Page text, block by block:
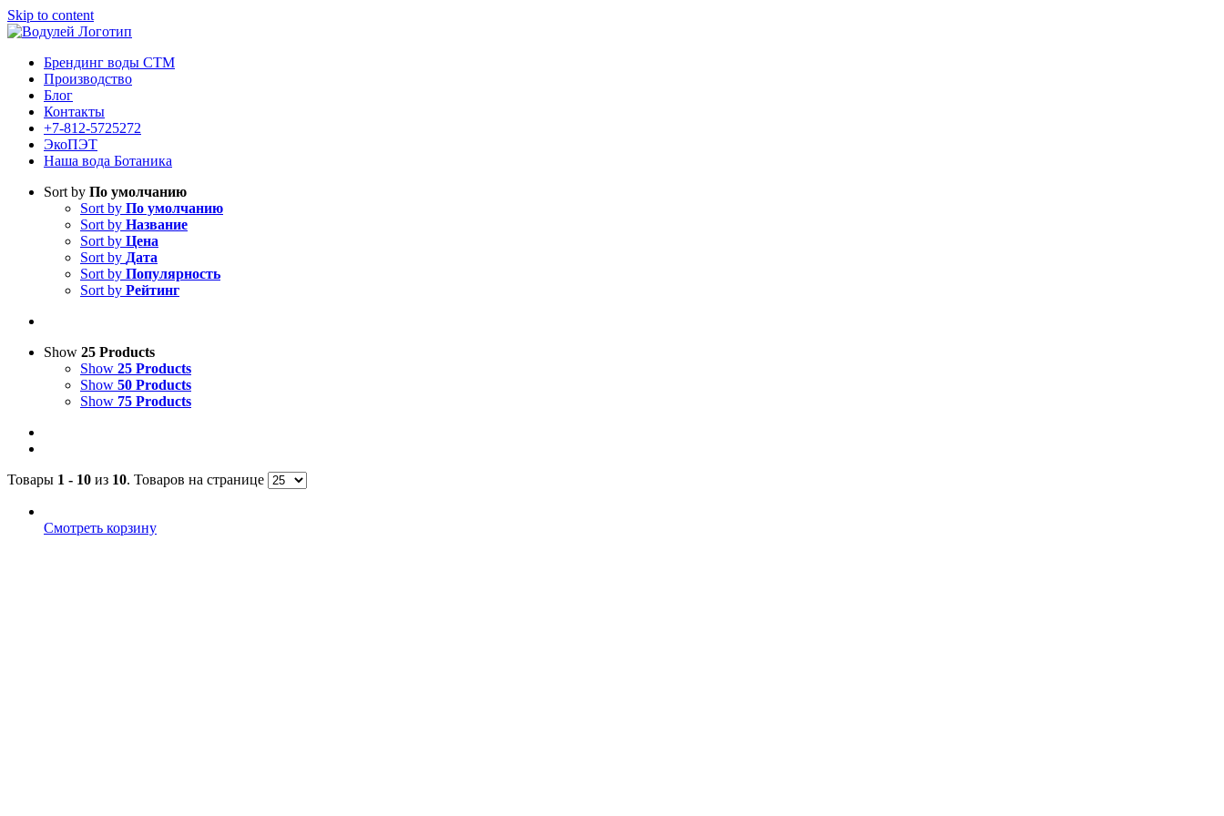
Skip to content
Брендинг воды СТМ
Производство
Блог
Контакты
+7-812-5725272
ЭкоПЭТ
Наша вода Ботаника
Sort by По умолчанию
Sort by По умолчанию
Sort by Название
Sort by Цена
Sort by Дата
Sort by Популярность
Sort by Рейтинг
Show 25 Products
Show 25 Products
Show 50 Products
Show 75 Products
Товары 1 - 10 из 10. Товаров на странице
Смотреть корзину